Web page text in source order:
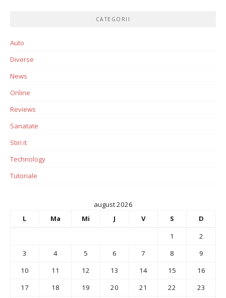
CATEGORII
Auto
Diverse
News
Online
Reviews
Sanatate
Stiri it
Technology
Tutoriale
august 2026
L
Ma Mi J V S
D
1
2
3
4 5 6 7 8
9
10
11 12 13 14 15
16
17
18 19 20 21 22
23